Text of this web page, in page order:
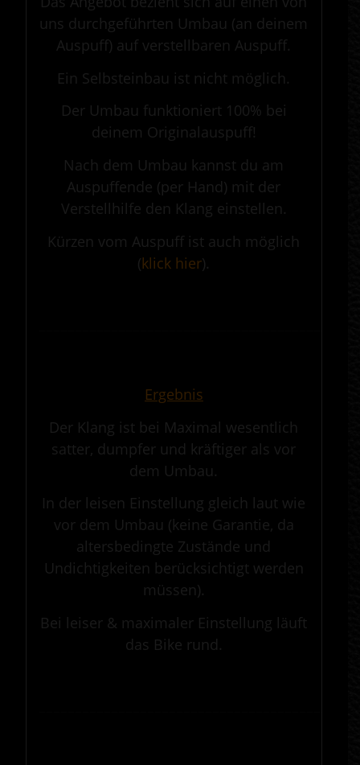
uns durchgeführten Umbau (an deinem
Auspuff) auf verstellbaren Auspuff.
Ein Selbsteinbau ist nicht möglich.
Der Umbau funktioniert 100% bei
deinem Originalauspuff!
Nach dem Umbau kannst du am
Auspuffende (per Hand) mit der
Verstellhilfe den Klang einstellen.
Kürzen vom Auspuff ist auch möglich
(klick hier).
Ergebnis
Der Klang ist bei Maximal wesentlich
satter, dumpfer und kräftiger als vor
dem Umbau.
In der leisen Einstellung gleich laut wie
vor dem Umbau (keine Garantie, da
altersbedingte Zustände und
Undichtigkeiten berücksichtigt werden
müssen).
Bei leiser & maximaler Einstellung läuft
das Bike rund.